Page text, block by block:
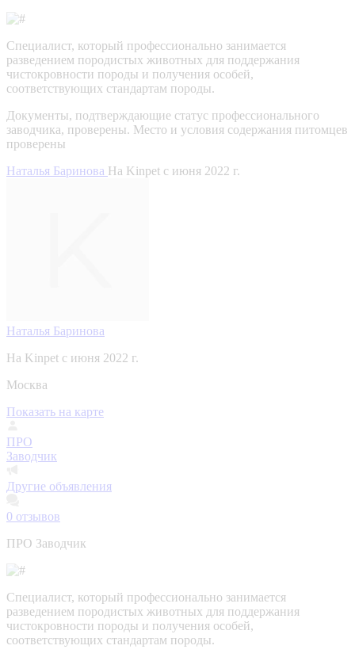
Специалист, который профессионально занимается
разведением породистых животных для поддержания
чистокровности породы и получения особей,
соответствующих стандартам породы.
Документы, подтверждающие статус профессионального
заводчика, проверены. Место и условия содержания питомцев
проверены
Наталья Баринова На Kinpet c июня 2022 г.
Наталья Баринова
На Kinpet c июня 2022 г.
Москва
Показать на карте
ПРО
Заводчик
Другие объявления
0 отзывов
ПРО Заводчик
Специалист, который профессионально занимается
разведением породистых животных для поддержания
чистокровности породы и получения особей,
соответствующих стандартам породы.